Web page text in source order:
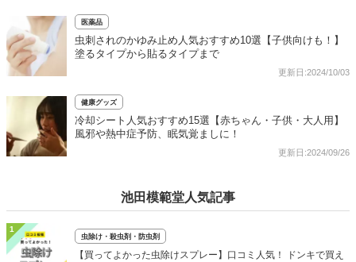
医薬品
虫刺されのかゆみ止め人気おすすめ10選【子供向けも！】
塗るタイプから貼るタイプまで
更新日:2024/10/03
健康グッズ
冷却シート人気おすすめ15選【赤ちゃん・子供・大人用】
風邪や熱中症予防、眠気覚ましに！
更新日:2024/09/26
池田模範堂人気記事
1
虫除け・殺虫剤・防虫剤
【買ってよかった虫除けスプレー】口コミ人気！ ドンキで買え